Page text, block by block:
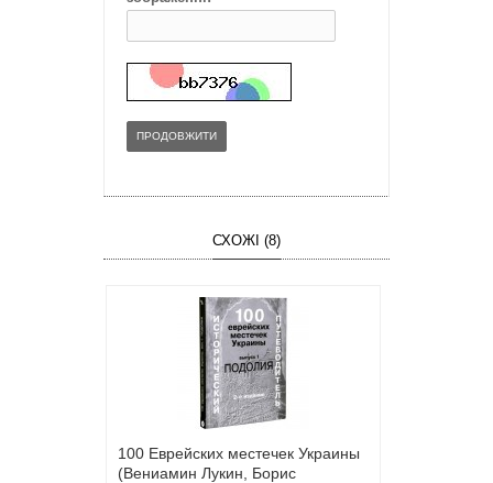
ПРОДОВЖИТИ
СХОЖІ (8)
100 Еврейских местечек Украины
(Вениамин Лукин, Борис